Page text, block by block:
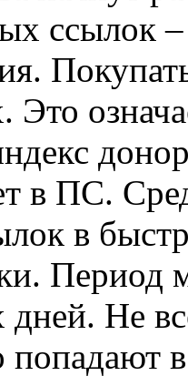
ссылок
Это
в ПС.
в
Период
дней. Не
попадают